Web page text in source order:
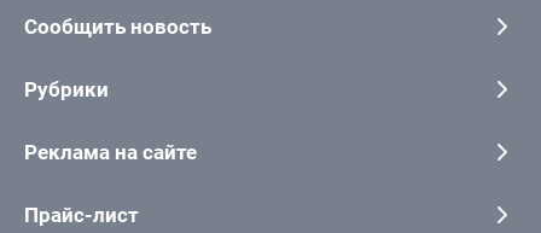
Сообщить новость
Рубрики
Реклама на сайте
Прайс-лист